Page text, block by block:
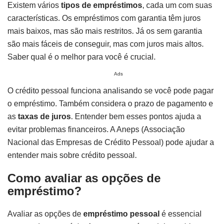
Existem vários tipos de empréstimos, cada um com suas
características. Os empréstimos com garantia têm juros
mais baixos, mas são mais restritos. Já os sem garantia
são mais fáceis de conseguir, mas com juros mais altos.
Saber qual é o melhor para você é crucial.
Ads
O crédito pessoal funciona analisando se você pode pagar
o empréstimo. Também considera o prazo de pagamento e
as taxas de juros. Entender bem esses pontos ajuda a
evitar problemas financeiros. A Aneps (Associação
Nacional das Empresas de Crédito Pessoal) pode ajudar a
entender mais sobre crédito pessoal.
Como avaliar as opções de
empréstimo?
Avaliar as opções de empréstimo pessoal é essencial